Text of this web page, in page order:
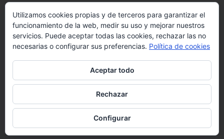
Teléfono: +34 965 827 250
Email: info@barrow.es
REDES SOCIALES
Siguenos en:
Siguenos en:Instagram
Utilizamos cookies propias y de terceros para garantizar el
funcionamiento de la web, medir su uso y mejorar nuestros
servicios. Puede aceptar todas las cookies, rechazar las no
necesarias o configurar sus preferencias. Política de cookies
Aceptar todo
Rechazar
Configurar